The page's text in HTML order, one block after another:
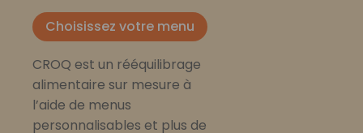
Choisissez votre menu
CROQ est un rééquilibrage
alimentaire sur mesure à
l’aide de menus
personnalisables et plus de